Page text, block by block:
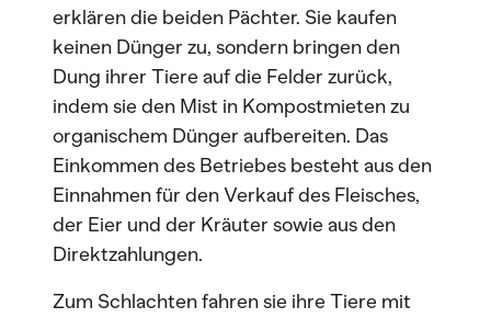
erklären die beiden Pächter. Sie kaufen
keinen Dünger zu, sondern bringen den
Dung ihrer Tiere auf die Felder zurück,
indem sie den Mist in Kompostmieten zu
organischem Dünger aufbereiten. Das
Einkommen des Betriebes besteht aus den
Einnahmen für den Verkauf des Fleisches,
der Eier und der Kräuter sowie aus den
Direktzahlungen.
Zum Schlachten fahren sie ihre Tiere mit